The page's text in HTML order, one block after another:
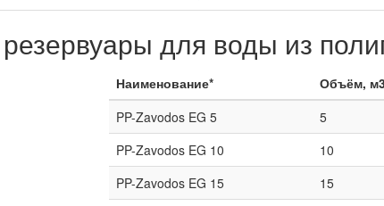
для воды из
Наименование* Объём,
PP-Zavodos EG 5
5
PP-Zavodos EG 10
10
PP-Zavodos EG 15
15